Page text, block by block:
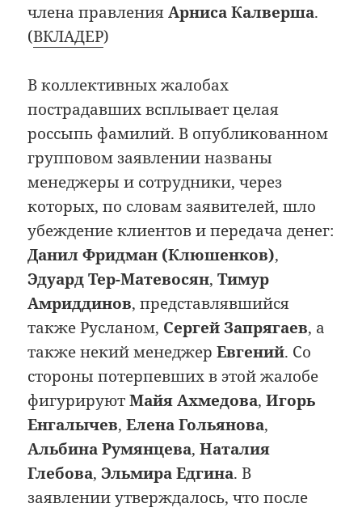
члена правленияАрниса Калверша.
(ВКЛАДЕР)
В коллективных жалобах
пострадавших всплывает целая
россыпь фамилий. В опубликованном
групповом заявлении названы
менеджеры и сотрудники, через
которых, по словам заявителей, шло
убеждение клиентов и передача денег:
Данил Фридман (Клюшенков),
Эдуард Тер-Матевосян,Тимур
Амриддинов, представлявшийся
также Русланом, Сергей Запрягаев, а
также некий менеджерЕвгений. Со
стороны потерпевших в этой жалобе
фигурируютМайя Ахмедова,Игорь
Енгалычев,Елена Гольянова,
Альбина Румянцева,Наталия
Глебова,Эльмира Едгина. В
заявлении утверждалось, что после